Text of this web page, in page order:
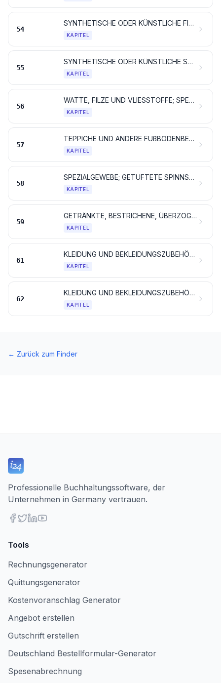
54
SYNTHETISCHE ODER KÜNSTLICHE FILAMENTE; Streifen und dergleichen aus synthetischer oder künstlicher Spinnmasse
KAPITEL
55
SYNTHETISCHE ODER KÜNSTLICHE SPINNFASERN
KAPITEL
56
WATTE, FILZE UND VLIESSTOFFE; SPEZIALGARNE; BINDFÄDEN, SEILE UND TAUE; SEILERWAREN
KAPITEL
57
TEPPICHE UND ANDERE FUßBODENBELÄGE, AUS SPINNSTOFFEN
KAPITEL
58
SPEZIALGEWEBE; GETUFTETE SPINNSTOFFERZEUGNISSE; SPITZEN; TAPISSERIEN; POSAMENTIERWAREN; STICKEREIEN
KAPITEL
59
GETRÄNKTE, BESTRICHENE, ÜBERZOGENE ODER LAMINIERTE GEWEBE; WAREN DES TECHNISCHEN BEDARFS, AUS SPINNSTOFFEN
KAPITEL
61
KLEIDUNG UND BEKLEIDUNGSZUBEHÖR, AUS GEWIRKEN ODER GESTRICKEN
KAPITEL
62
KLEIDUNG UND BEKLEIDUNGSZUBEHÖR, AUSGENOMMEN AUS GEWIRKEN ODER GESTRICKEN
KAPITEL
← Zurück zum Finder
Professionelle Buchhaltungssoftware, der
Unternehmen in Germany vertrauen.
Tools
Rechnungsgenerator
Quittungsgenerator
Kostenvoranschlag Generator
Angebot erstellen
Gutschrift erstellen
Deutschland Bestellformular-Generator
Spesenabrechnung